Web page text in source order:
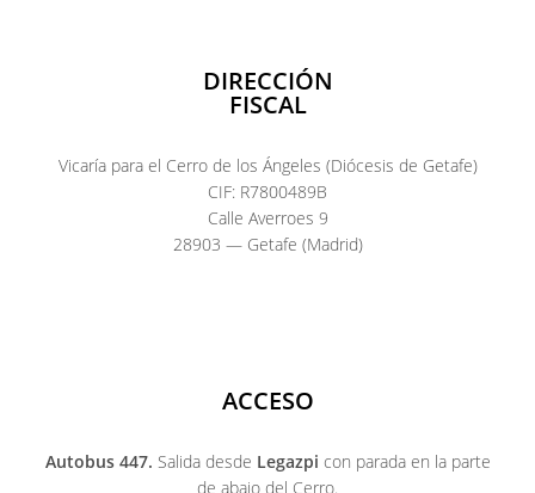
DIRECCIÓN
FISCAL
Vicaría para el Cerro de los Ángeles (Diócesis de Getafe)
CIF: R7800489B
Calle Averroes 9
28903 — Getafe (Madrid)
ACCESO
Autobus 447. Salida desde Legazpi con parada en la parte
de abajo del Cerro.